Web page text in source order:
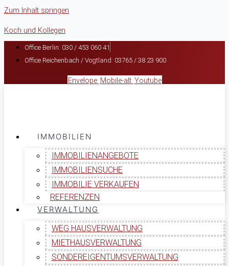
Zum Inhalt springen
Koch und Kollegen
Office Berlin: 030 / 453 060 41
Office Reichenbach / Vogtland: 03765 / 38 23 900
Envelope Mobile-alt Youtube
IMMOBILIEN
IMMOBILIENANGEBOTE
IMMOBILIENSUCHE
IMMOBILIE VERKAUFEN
REFERENZEN
VERWALTUNG
WEG HAUSVERWALTUNG
MIETHAUSVERWALTUNG
SONDEREIGENTUMSVERWALTUNG